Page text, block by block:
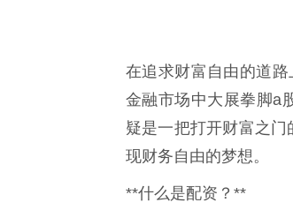
在追求财富自由的道
金融市场中大展拳脚a
疑是一把打开财富之
现财务自由的梦想。
**什么是配资？**